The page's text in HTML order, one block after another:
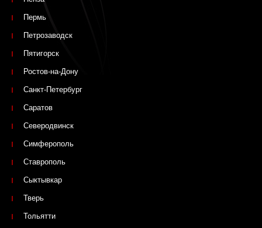
Пермь
Петрозаводск
Пятигорск
Ростов-на-Дону
Санкт-Петербург
Саратов
Северодвинск
Симферополь
Ставрополь
Сыктывкар
Тверь
Тольятти